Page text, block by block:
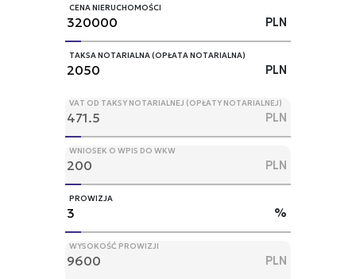
CENA NIERUCHOMOŚCI
PLN
TAKSA NOTARIALNA (OPŁATA NOTARIALNA)
PLN
VAT OD TAKSY NOTARIALNEJ (OPŁATY NOTARIALNEJ)
PLN
WNIOSEK O WPIS DO WKW
PLN
PROWIZJA
%
WYSOKOŚĆ PROWIZJI
PLN